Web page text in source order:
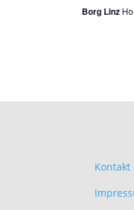
Borg Linz
Kontakt